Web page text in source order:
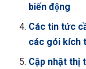
biến động
Các tin tức
các gói kích
Cập nhật thị